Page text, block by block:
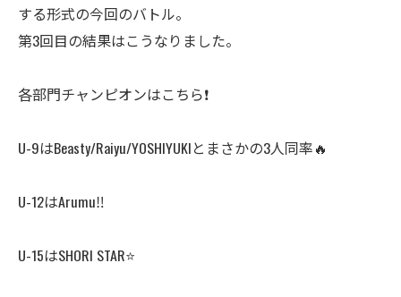
する形式の今回のバトル。
第3回目の結果はこうなりました。
各部門チャンピオンはこちら❗️
U-9はBeasty/Raiyu/YOSHIYUKIとまさかの3人同率🔥
U-12はArumu‼️
U-15はSHORI STAR⭐️